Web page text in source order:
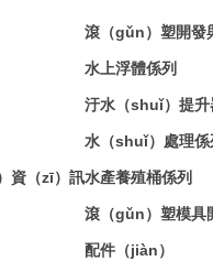
資（zī）訊
滾（gǔn）塑開發
水上浮體係列
汙水（shuǐ）提升
水（shuǐ）處理係
水產養殖桶係列
滾（gǔn）塑模具
配件（jiàn）